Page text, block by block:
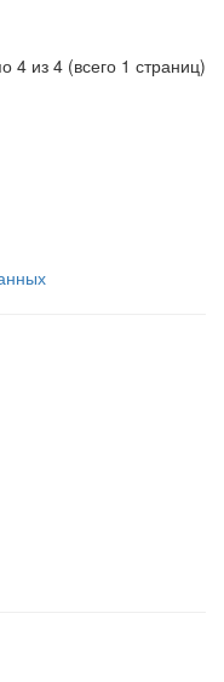
4 из 4 (всего 1 страниц)